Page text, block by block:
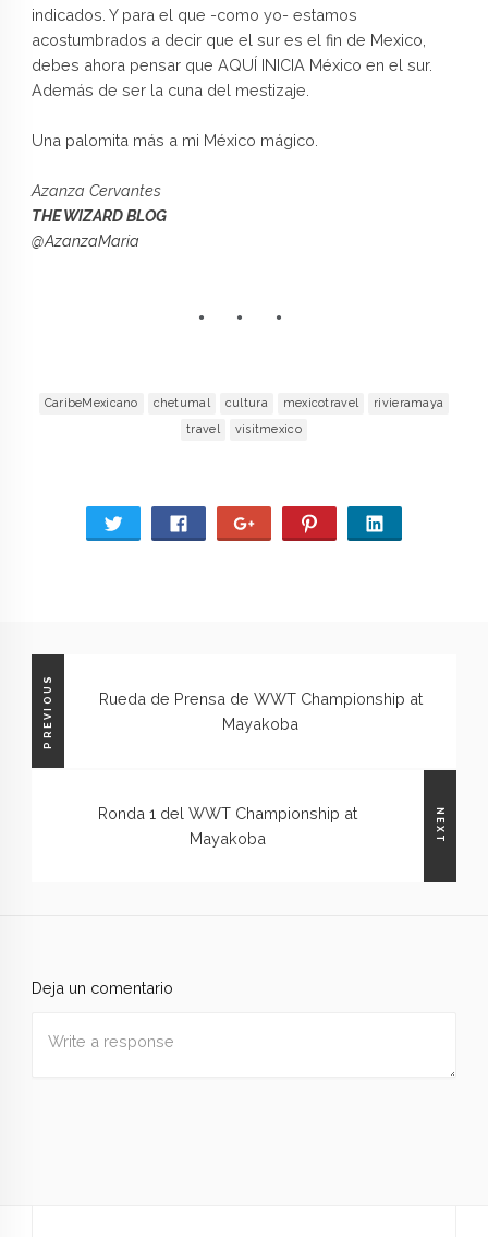
indicados. Y para el que -como yo- estamos
acostumbrados a decir que el sur es el fin de Mexico,
debes ahora pensar que AQUÍ INICIA México en el sur.
Además de ser la cuna del mestizaje.
Una palomita más a mi México mágico.
Azanza Cervantes
THE WIZARD BLOG
@AzanzaMaria
CaribeMexicano chetumal cultura mexicotravel
rivieramaya
travel
visitmexico
PREVIOUS
Rueda de Prensa de WWT Championship at
Mayakoba
NEXT
Ronda 1 del WWT Championship at
Mayakoba
Deja un comentario